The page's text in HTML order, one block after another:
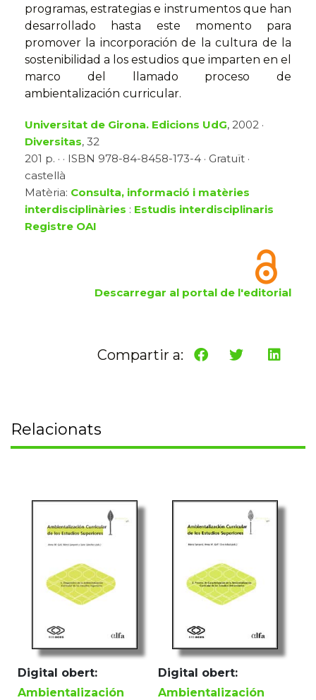
programas, estrategias e instrumentos que han
desarrollado hasta este momento para
promover la incorporación de la cultura de la
sostenibilidad a los estudios que imparten en el
marco del llamado proceso de
ambientalización curricular.
Universitat de Girona. Edicions UdG, 2002 ·
Diversitas, 32
201 p. · · ISBN 978-84-8458-173-4 · Gratuït ·
castellà
Matèria: Consulta, informació i matèries
interdisciplinàries : Estudis interdisciplinaris
Registre OAI
Descarregar al portal de l'editorial
Compartir a:
Relacionats
Digital obert:
Ambientalización
Digital obert:
Ambientalización